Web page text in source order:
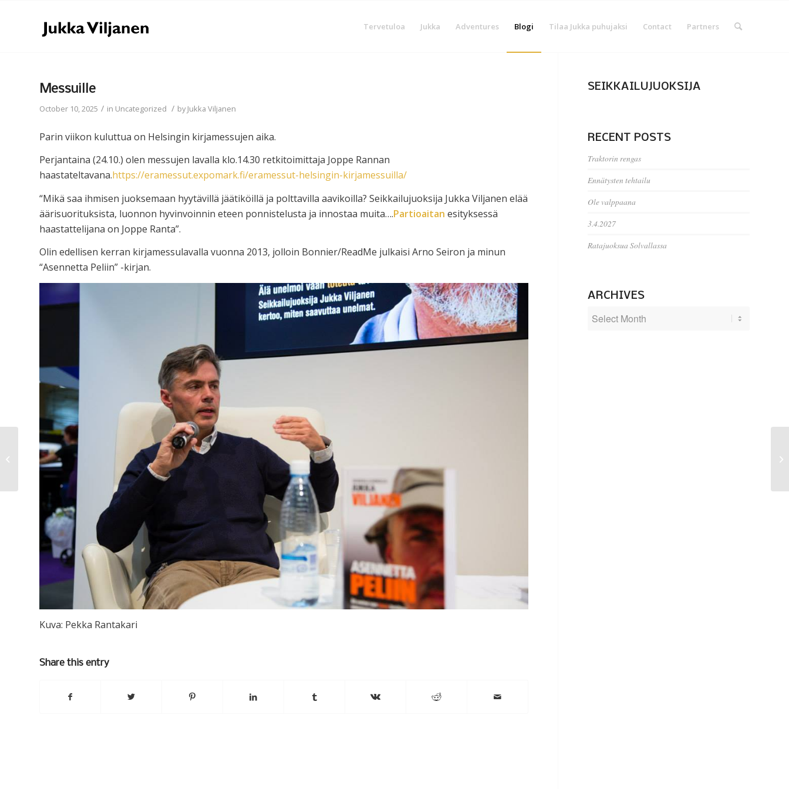
Tervetuloa Jukka Adventures Blogi Tilaa Jukka puhujaksi Contact Partners
Messuille
October 10, 2025 / in Uncategorized / byJukka Viljanen
Parin viikon kuluttua on Helsingin kirjamessujen aika.
Perjantaina (24.10.) olen messujen lavalla klo.14.30 retkitoimittaja Joppe Rannan
haastateltavana.https://eramessut.expomark.fi/eramessut-helsingin-kirjamessuilla/
“Mikä saa ihmisen juoksemaan hyytävillä jäätiköillä ja polttavilla aavikoilla? Seikkailujuoksija Jukka Viljanen elää
äärisuorituksista, luonnon hyvinvoinnin eteen ponnistelusta ja innostaa muita….Partioaitan esityksessä
haastattelijana on Joppe Ranta”.
Olin edellisen kerran kirjamessulavalla vuonna 2013, jolloin Bonnier/ReadMe julkaisi Arno Seiron ja minun
“Asennetta Peliin” -kirjan.
Kuva: Pekka Rantakari
Share this entry
SEIKKAILUJUOKSIJA
RECENT POSTS
Traktorin rengas
Ennätysten tehtailu
Ole valppaana
3.4.2027
Ratajuoksua Solvallassa
ARCHIVES
Nummelasta kajahtaa!